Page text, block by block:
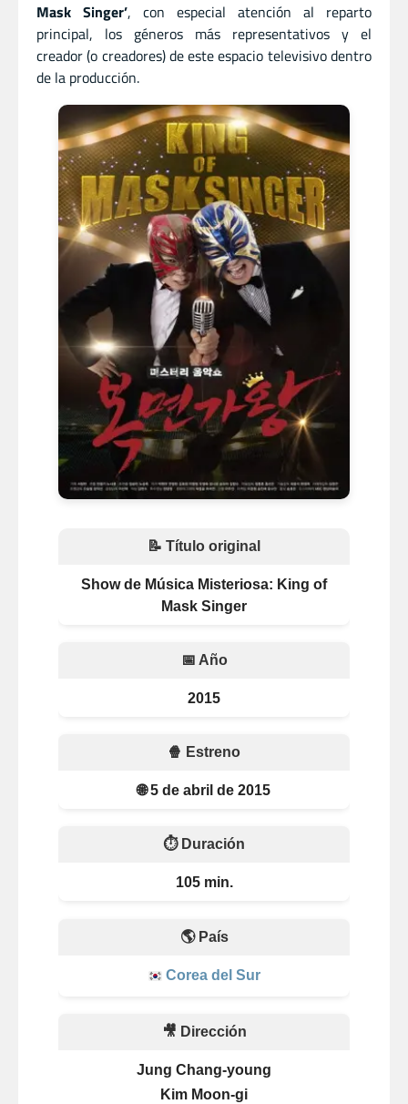
Mask Singer’, con especial atención al reparto
principal, los géneros más representativos y el
creador (o creadores) de este espacio televisivo dentro
de la producción.
📝 Título original
Show de Música Misteriosa: King of
Mask Singer
📅 Año
2015
🍿 Estreno
🌐 5 de abril de 2015
⏱️ Duración
105 min.
🌎 País
Corea del Sur
🎥 Dirección
Jung Chang-young
Kim Moon-gi